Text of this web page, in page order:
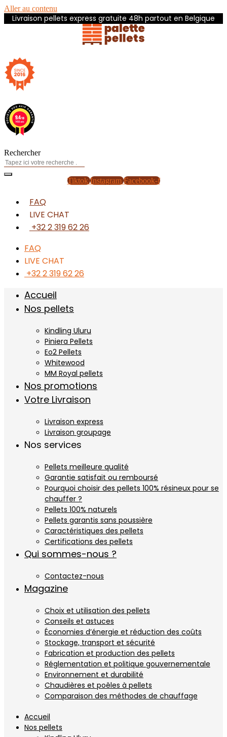
Aller au contenu
Livraison pellets express gratuite 48h partout en Belgique
Rechercher
Tiktok Instagram Facebook-f
FAQ
LIVE CHAT
+32 2 319 62 26
FAQ
LIVE CHAT
+32 2 319 62 26
Accueil
Nos pellets
Kindling Uluru
Piniera Pellets
Eo2 Pellets
Whitewood
MM Royal pellets
Nos promotions
Votre Livraison
Livraison express
Livraison groupage
Nos services
Pellets meilleure qualité
Garantie satisfait ou remboursé
Pourquoi choisir des pellets 100% résineux pour se
chauffer ?
Pellets 100% naturels
Pellets garantis sans poussière
Caractéristiques des pellets
Certifications des pellets
Qui sommes-nous ?
Contactez-nous
Magazine
Choix et utilisation des pellets
Conseils et astuces
Économies d’énergie et réduction des coûts
Stockage, transport et sécurité
Fabrication et production des pellets
Réglementation et politique gouvernementale
Environnement et durabilité
Chaudières et poêles à pellets
Comparaison des méthodes de chauffage
Accueil
Nos pellets